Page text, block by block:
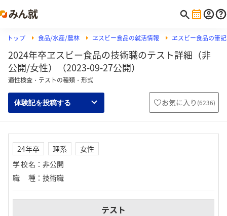
トップ 食品/水産/農林 ヱスビー食品の就活情報 ヱスビー食品の筆
2024年卒ヱスビー食品の技術職のテスト詳細（非
公開/女性）（2023-09-27公開）
適性検査・テストの種類・形式
体験記を投稿する お気に入り (6236)
24年卒 理系
女性
学校名 ： 非公開
職種 ： 技術職
テスト